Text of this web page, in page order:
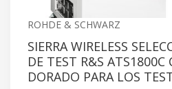
ROHDE & SCHWARZ
SIERRA WIRELESS
DE TEST R&S ATS1800C
DORADO PARA LOS